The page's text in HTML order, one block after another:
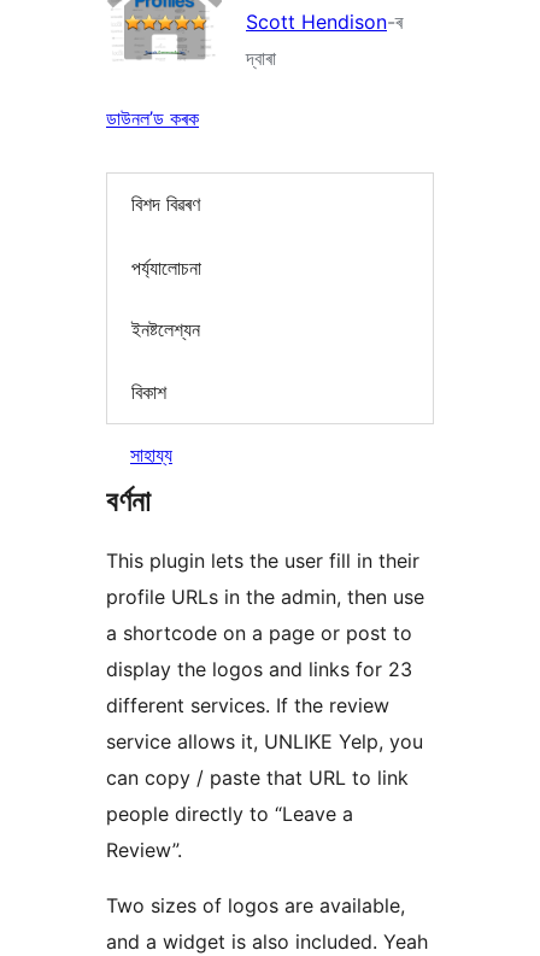
Scott Hendison-ৰ
দ্বাৰা
ডাউনল’ড কৰক
বিশদ বিৱৰণ
পৰ্য্যালোচনা
ইনষ্টলেশ্যন
বিকাশ
সাহায্য
বৰ্ণনা
This plugin lets the user fill in their
profile URLs in the admin, then use
a shortcode on a page or post to
display the logos and links for 23
different services. If the review
service allows it, UNLIKE Yelp, you
can copy / paste that URL to link
people directly to “Leave a
Review”.
Two sizes of logos are available,
and a widget is also included. Yeah